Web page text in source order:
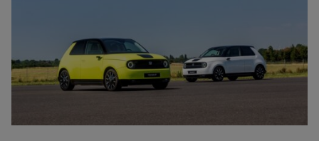
Honda N2